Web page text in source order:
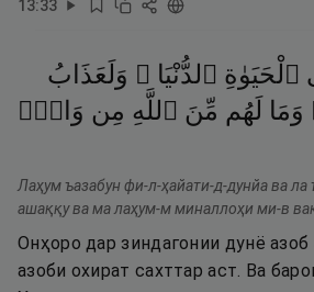
13:33
ٱلْحَيَوٰةِ ٱلدُّنْيَا ۖ وَلَعَذَابُ
وَمَا لَهُم مِّنَ ٱللَّهِ مِن وَاقٍۢ
Лаҳум ъазабун фи-л-ҳайати-д-дунйа ва ла
ашаққу ва ма лаҳум-м миналлоҳи ми-в
Онҳоро дар зиндагонии дунё азоб
азоби охират сахттар аст. Ва